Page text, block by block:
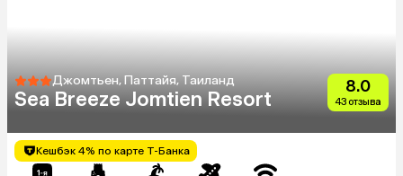
Джомтьен, Паттайя, Таиланд
Sea Breeze Jomtien Resort
8.0
43 отзыва
Кешбэк 4% по карте Т-Банка